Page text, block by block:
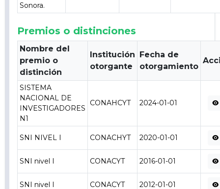
Sonora.
Premios o distinciones
Nombre del
premio o
distinción
Institución
otorgante
Fecha de
otorgamiento
SISTEMA
NACIONAL DE
INVESTIGADORES
N1
CONAHCYT 2024-01-01
SNI NIVEL I CONACHYT 2020-01-01
SNI nivel I CONACYT 2016-01-01
SNI nivel I CONACYT 2012-01-01